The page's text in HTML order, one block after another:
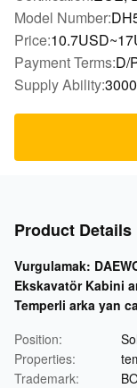
Model Number:
Price:
Payment Terms:D/
Supply Ability:
Product Details
Vurgulamak:
Ekskavatör Kabini
Temperli arka yan
Position:
Properties:
Trademark: